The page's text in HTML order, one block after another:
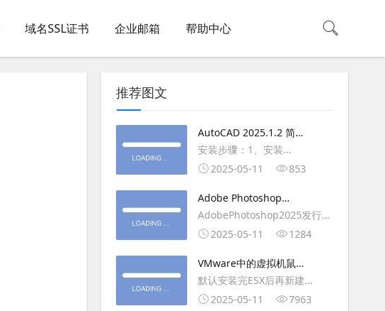
域名SSL证书 企业邮箱 帮助中心
推荐图文
AutoCAD 2025.1.2 简体
中文版（64位）破解版下
载
安装步骤：1、安装
AutoCAD_2025.1.2_Update3、
复制Crack里面的文件到
AutoCAD安装目录里，覆盖同
名文件4、完最低
2025-05-11 853
Adobe Photoshop
2025（v26.6.1）多语言
破解版下载
AdobePhotoshop2025发行
年：2025版本：26.6.1.7开发
平台：WindowsX64界面语
言：英语/匈牙利/匈牙利/越南/
荷兰/印尼/西班牙/西班牙语/意
2025-05-11 1284
VMware中的虚拟机鼠标
移动缓慢,VMware虚拟机
卡顿慢,鼠标移动卡顿问题
默认安装完ESX后再新建
WINDOWS虚拟主机，如
2025-05-11 7963